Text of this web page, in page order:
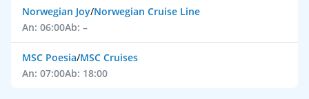
Norwegian Joy/Norwegian Cruise Line
An: 06:00Ab: –
MSC Poesia/MSC Cruises
An: 07:00Ab: 18:00